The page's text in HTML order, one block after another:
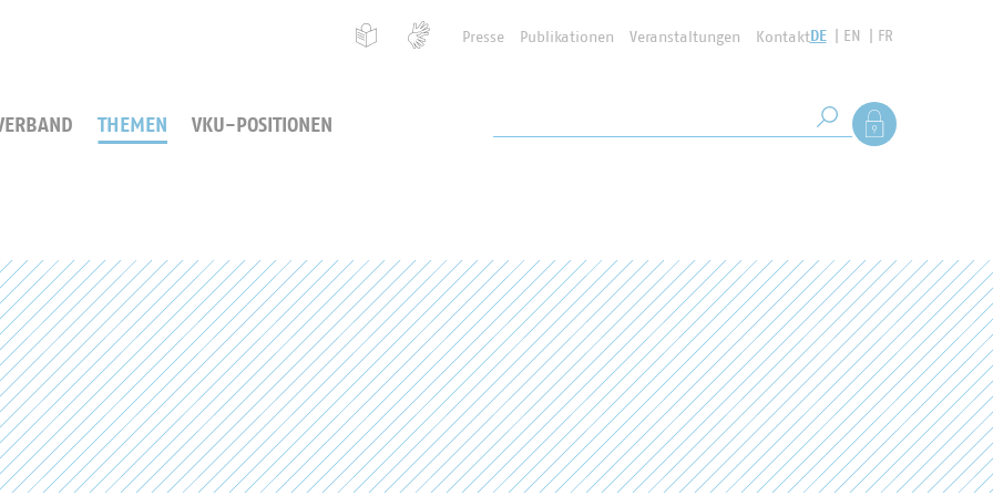
Presse Publikationen Veranstaltungen KontaktDE EN FR
THEMEN VKU-POSITIONEN Suche starten
Als Mitglied